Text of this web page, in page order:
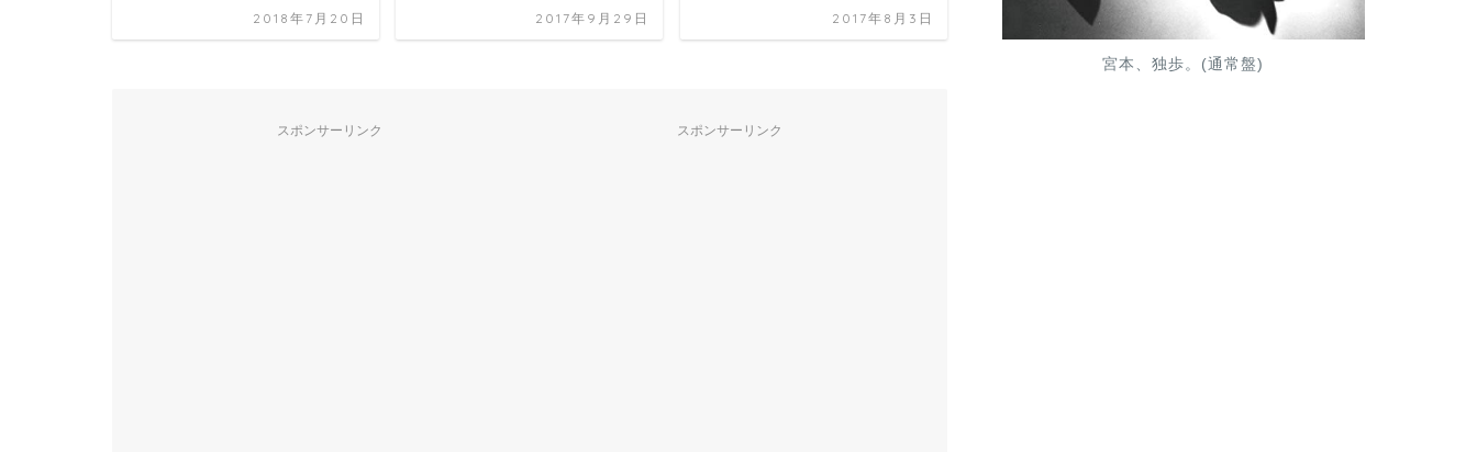
2018年7月20日
2017年9月29日
2017年8月3日
スポンサーリンク スポンサーリンク
宮本、独歩。(通常盤)